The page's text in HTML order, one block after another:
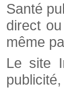
Santé
direct
même
Le site